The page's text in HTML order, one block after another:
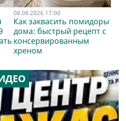
08.08.2026 17:00
Как заквасить помидоры
дома: быстрый рецепт с
консервированным
хреном